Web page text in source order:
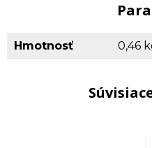
Hmotnosť 0,46